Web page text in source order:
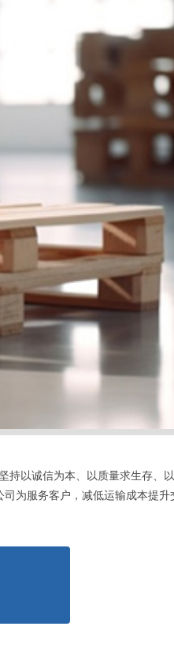
以诚信为本、以质量求生存、
为服务客户，减低运输成本提升